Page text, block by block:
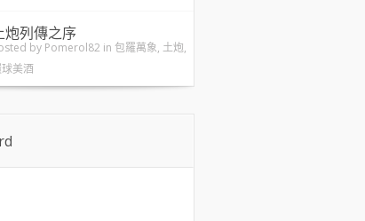
炮列傳之序
by Pomerol82 in 包羅萬象, 土炮,
美酒